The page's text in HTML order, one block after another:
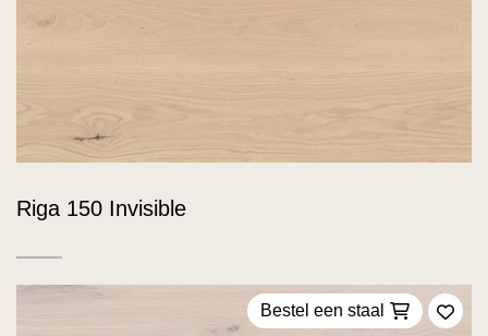
Riga 150 Invisible
Bestel een staal